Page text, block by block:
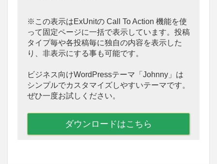
※この表示はExUnitの Call To Action 機能を使
って固定ページに一括で表示しています。投稿
タイプ毎や各投稿毎に独自の内容を表示した
り、非表示にする事も可能です。
ビジネス向けWordPressテーマ「Johnny」は
シンプルでカスタマイズしやすいテーマです。
ぜひ一度お試しください。
ダウンロードはこちら